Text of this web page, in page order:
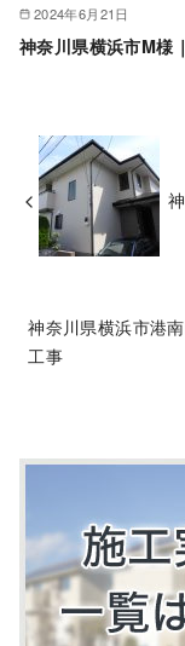
2024年6月21日
神奈川県横浜市M様
神奈川県横浜市港
工事